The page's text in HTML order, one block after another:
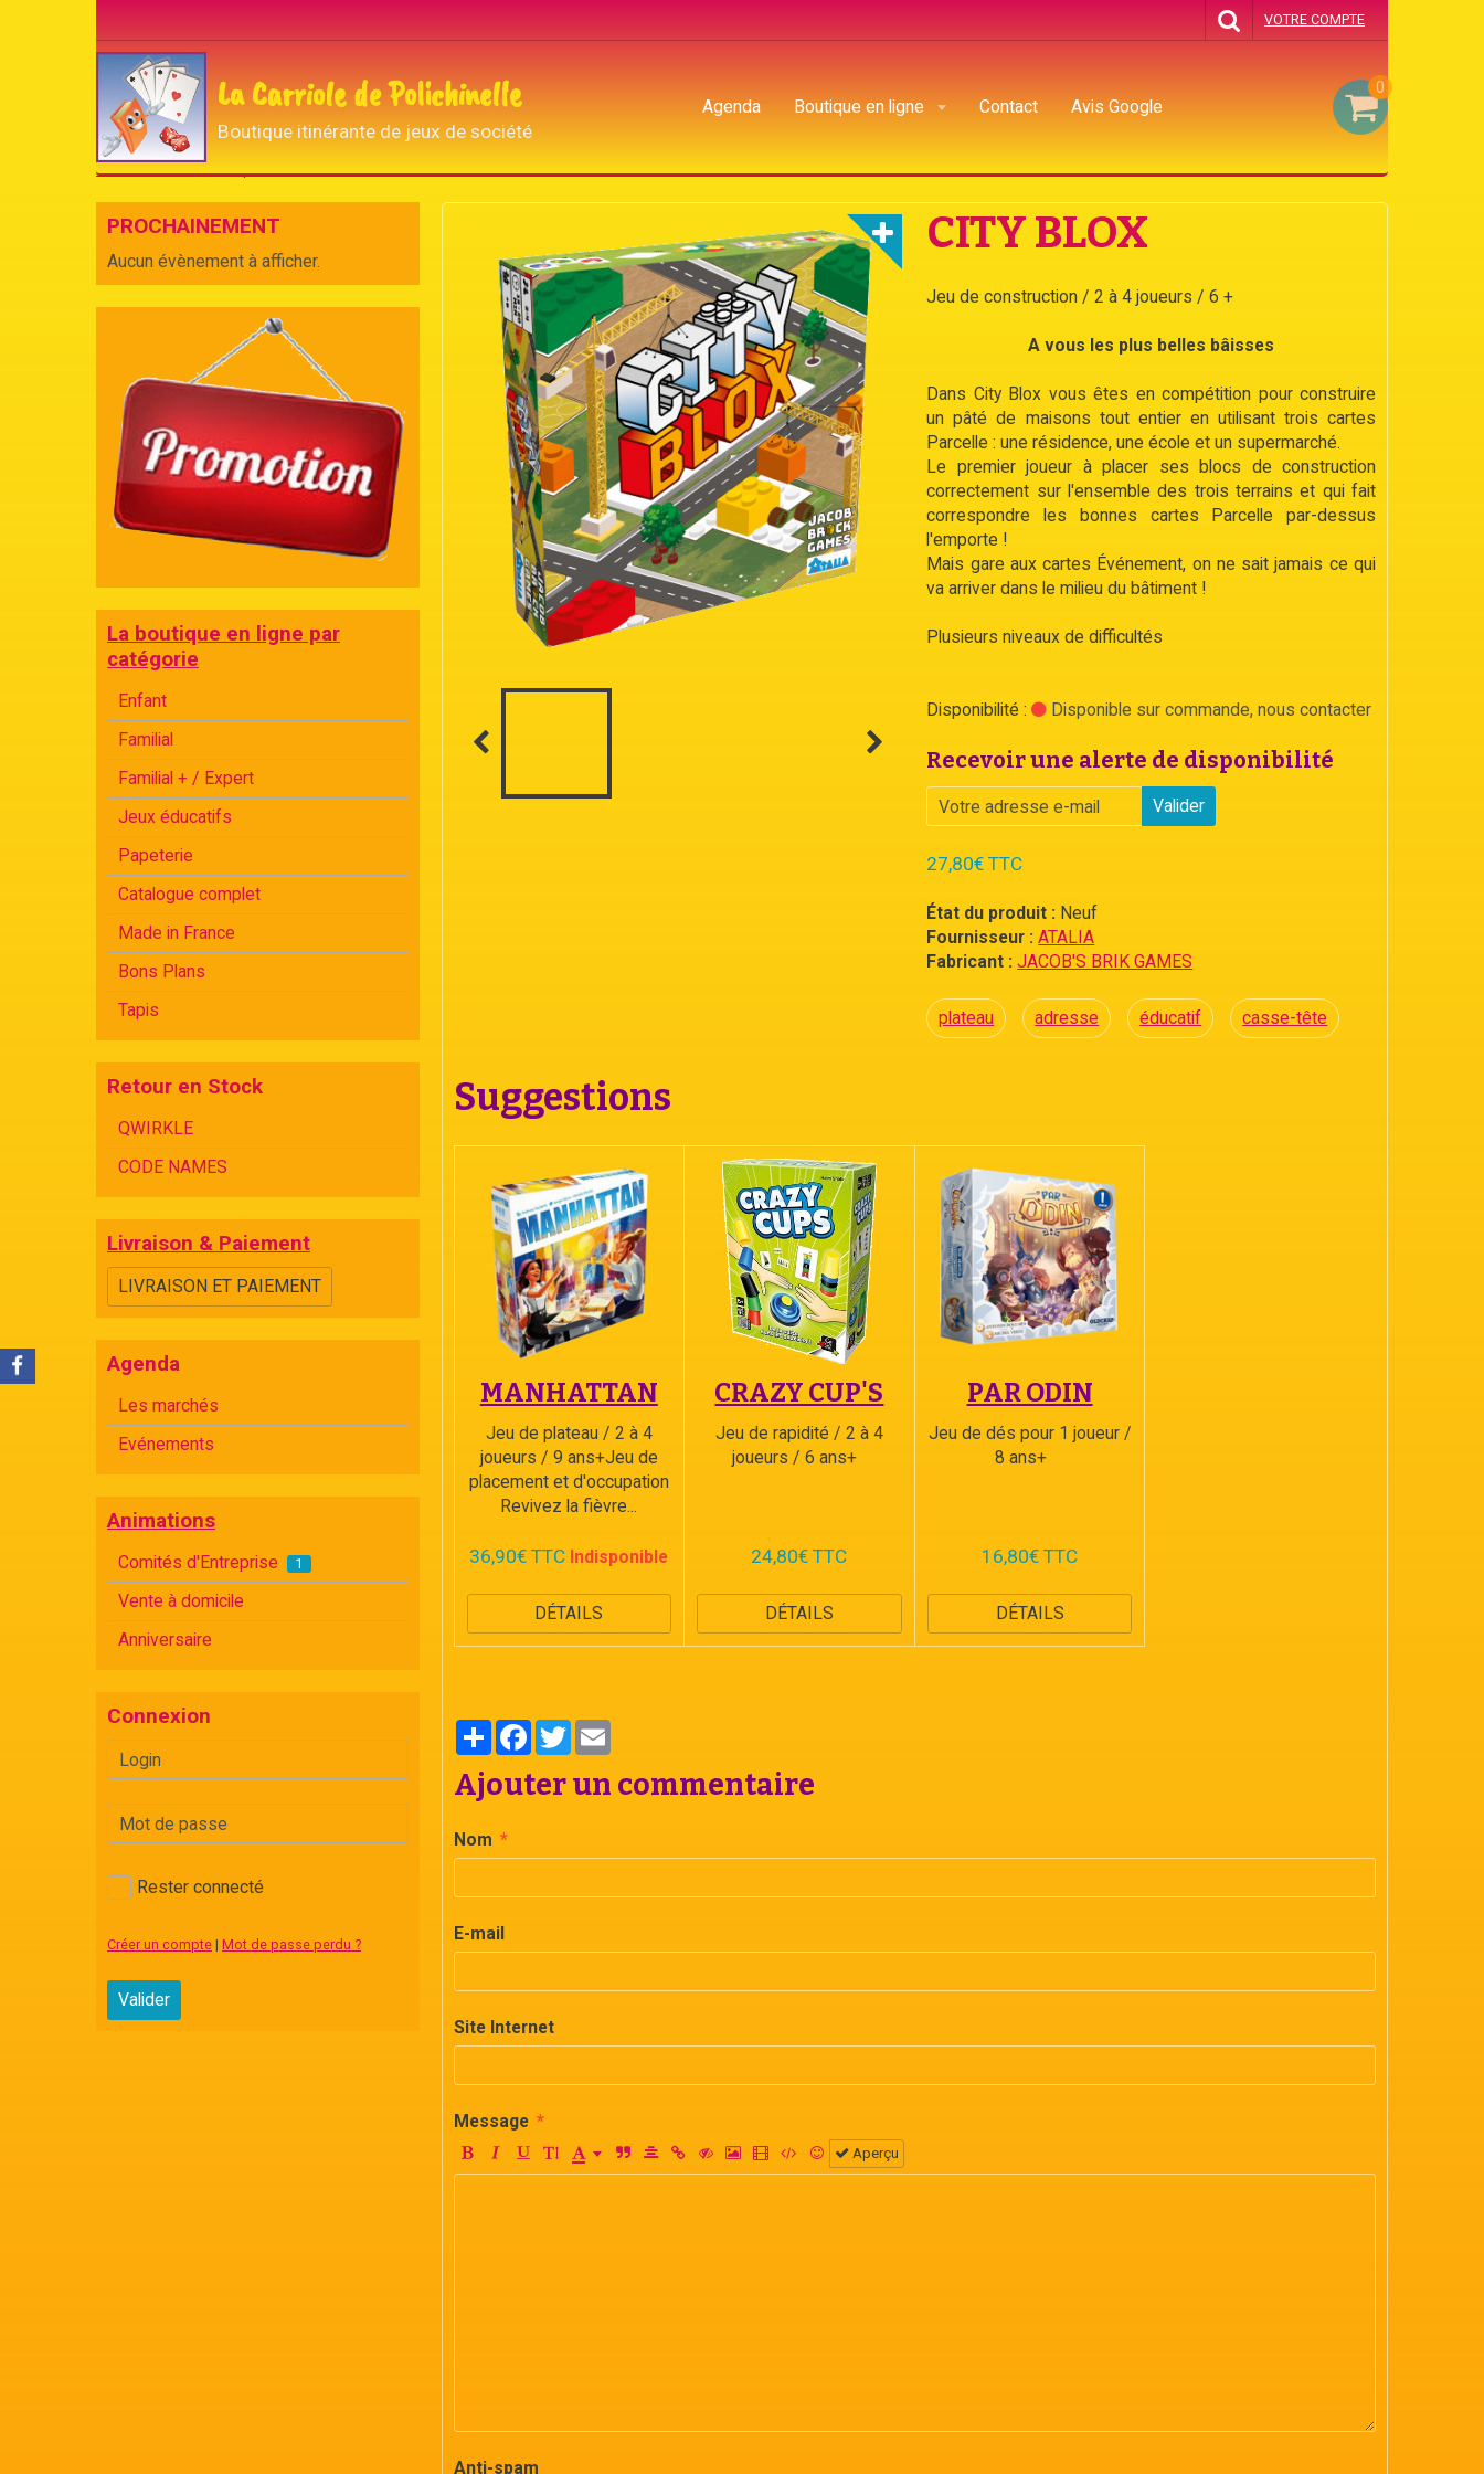
La Carriole de Polichinelle
Boutique itinérante de jeux de société
Agenda Boutique en ligne Contact Avis Google
0
VOTRE COMPTE
Accueil
CITY BLOX
Jeu de construction / 2 à 4 joueurs / 6 +
A vous les plus belles bâisses
Dans City Blox vous êtes en compétition pour construire
un pâté de maisons tout entier en utilisant trois cartes
Parcelle : une résidence, une école et un supermarché.
Le premier joueur à placer ses blocs de construction
correctement sur l'ensemble des trois terrains et qui fait
correspondre les bonnes cartes Parcelle par-dessus
l'emporte !
Mais gare aux cartes Événement, on ne sait jamais ce qui
va arriver dans le milieu du bâtiment !
Plusieurs niveaux de difficultés
Disponibilité : Disponible sur commande, nous contacter
Recevoir une alerte de disponibilité
Valider
27,80€ TTC
État du produit : Neuf
Fournisseur : ATALIA
Fabricant : JACOB'S BRIK GAMES
plateau adresse éducatif casse-tête
Suggestions
MANHATTAN
Jeu de plateau / 2 à 4
joueurs / 9 ans+Jeu de
placement et d'occupation
Revivez la fièvre...
36,90€ TTC Indisponible
DÉTAILS
CRAZY CUP'S
Jeu de rapidité / 2 à 4
joueurs / 6 ans+
24,80€ TTC
DÉTAILS
PAR ODIN
Jeu de dés pour 1 joueur /
8 ans+
16,80€ TTC
DÉTAILS
PartagerFacebook
TwitterEmail
Ajouter un commentaire
Nom
E-mail
Site Internet
Message
Aperçu
Anti-spam
PROCHAINEMENT
Aucun évènement à afficher.
La boutique en ligne par
catégorie
Enfant
Familial
Familial + / Expert
Jeux éducatifs
Papeterie
Catalogue complet
Made in France
Bons Plans
Tapis
Retour en Stock
QWIRKLE
CODE NAMES
Livraison & Paiement
LIVRAISON ET PAIEMENT
Agenda
Les marchés
Evénements
Animations
Comités d'Entreprise 1
Vente à domicile
Anniversaire
Connexion
Rester connecté
Créer un compte | Mot de passe perdu ?
Valider